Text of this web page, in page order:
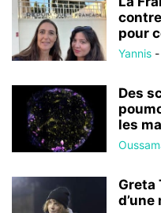
pour
Yannis -
Des
les
Greta